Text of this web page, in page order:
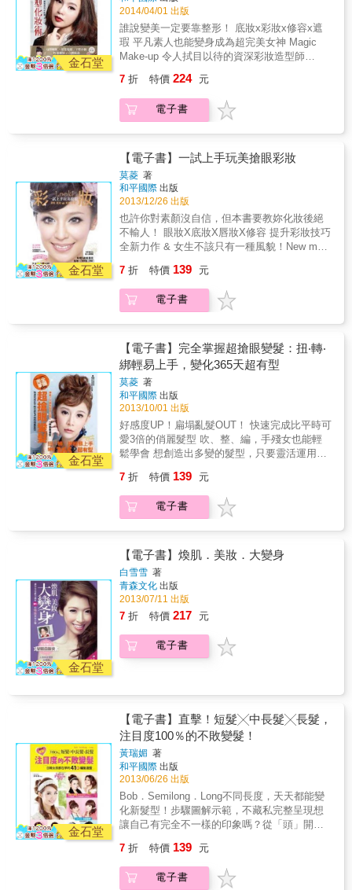
時尚100% ．心機穿搭 &rarr; 讓身高158公分看
起來像是名模身材 ．藏私撇步 &rarr; 徹底拯救
3000煩惱絲 ．不需整型 &rarr; 快速豐胸術，讓
胸部升級3個CUP ．做對保養 &rarr; 讓我30歲
輕熟女肌膚年齡看起來像20歲 & 頭髮X肌膚，
保養急救SOS ★補水UP！使臉部肌膚保水度
祕訣 ★纖長LONG！讓睫毛增長3倍的保養術
★閃亮SHINE！重振髮色，為枯黃髮補充營養
★滑溜UP！毛燥髮絲變身女神般的光澤亮髮 ★
馭女神妝，展現亮眼的自信美！ ★保證不脫妝
的超強保溼粉底術 ★一次就能調出屬於自己膚
色的粉底，提升膚質明亮感 ★加一點油，讓你
妝感超服貼 ★3分鐘速成底妝，快速打造出門
妝容 & & ★判若兩人，一截膠帶的神奇變妝
術！ ★睫毛夾＋打火機、吹風機＝燙睫毛，讓
睫毛輕鬆捲翹 ★口紅也是頰紅，打造自然蘋果
型 扭‧ 轉‧ 綁 創意玩髮，展現注目度100％百變
髮型 & 美胸皇后 劉伊心美妝小資女 李芳瑜聯
合出擊！ & 利用美胸衣、Bra、膠帶，教你3分
鐘快速豐胸UP， STEP1 堅挺自然美羽量級
重量級 & 7日纖體穿搭，讓你在不同場合都能
成為全場注目的焦點！ & 逛街血拼‧運動休閒‧時
尚派對‧甜蜜約會 海洋度假風‧姊妹淘聚餐日‧出
國旅遊度假 & 本書特色 & 【詳細╳清楚】肌
膚‧頭髮保養祕方大公開！ 本書收集了達人老師
們與芳瑜自己親身試過的肌膚與頭髮保養法，
以步驟圖解方式呈現，淺顯易懂。運用一些意
想不到的小物和撇步，例如：臉部保養品變身
髮膜、皮膚晒傷可以用冰牛奶來鎮定、快速急
救乾裂與脫皮的雙脣等，解決困擾已久的肌膚
與頭髮問題。 & 【立即見效】美胸皇后教你快
速豐胸UP！ 芳瑜首次結合美胸皇后劉伊心聯合
出擊，教你利用一些身邊小物快速豐胸的撇
步，從羽量級、輕量級到重量級，因應不同場
& 【一物多用】打擊贅肉，打造完美的曼妙身
形！ 隨時隨地，一舉兩得的苗條操。日常物品
變身運動小物，在任何時候只要拿起手邊寶特
瓶、彈性褲襪、擀麵棍，就能進行瘦身減肥大
計，針對腰、腹、臀、腿等最容易「卡油」、
你也能做到！ & 【流行╳實用】藝人最常化的
3大全臉妝容大公開！ 藝人的妝雖然會因應流
光焦點的派對妝，是藝人永久不敗的經典妝。
運用這3大妝感特點，你也可以打造出明星級的
妝容。
金石堂
2014/04/01 出版
誰說變美一定要靠整形！ 底妝x彩妝x修容x遮
瑕 平凡素人也能變身成為超完美女神 Magic
Make-up 令人拭目以待的資深彩妝造型師
臉部缺陷，整型級的化妝祕技全傳授 讓你立即
擁有明星級的完美妝容，是初學者絕對要入手
的彩妝書！ ★不用天生麗質、不用微整型，利
造！ ★平日保養＋零瑕疵底妝，黑眼圈、浮
腫、細紋、鬆弛一次解決！ ★完美修容＋提亮
技巧，打造小顏的微雕魔法！ ★性感嘟嘟脣＋
立體挺鼻，塑造精緻的五官！ 第一本專為素人
女性特別設計的微整型彩妝書，時下愈來愈多
女生開始瘋微整形，但是往往需要花上一筆龐
大的費用，效果也不如預期的好！現在開始不
用再擔心這些問題，本書特別針對素人女孩們
常見的24大問題，進行徹底大改造，讓臉部缺
的彩妝品，跟著超詳細的圖解步驟做，相信你
也可以找出屬於自己的超魅力彩妝。 除了
針對問題做全面性的大改造，並收錄了6大主題
立即打造搶手度UP彩妝，讓你走到哪都具焦！
本書六大特色 【「修容＋遮瑕＋底妝＋彩妝」
的微整型化妝術，素人也能變正妹！】 妝前調
整、輕透底妝、放大10倍眼妝、超心機的腮紅
與修容，一次到位的全方位祕技，全部都傳
授！ 【超簡單‧超實用‧超百變，彩妝新手一看就
懂！】 超簡單的素人改造圖解步驟＋超實用的
彩妝技巧＋超百變的主題彩妝，step by step，
造前後差很大！】 特別針對15位平凡素人，針
對臉頰凹陷、單眼皮、嘴脣厚等24大常見問題
點，進行全面性的大改造，一定讓你跌破眼
方式，依各種場合變化不同LOOK！煙燻妝、貓
眼妝、深邃放電眼妝、魅力紅唇妝等，讓眾人
捨不得離開目光的６大主題彩妝。 【造型師不
會告訴你的超好用美妝工具】 打開造型師的化
最好用？哪一種最適合自己？工欲善其事，必
先利其器！好用的美妝工具才能完全發揮彩妝
實力，讓資深造型師Jessie告訴你！ 【聰明女
後利用保養品搭配按摩手法，讓肌膚自然散發
7 折 特價 224 元
電子書
金石堂
【電子書】一試上手玩美搶眼彩妝
莫菱 著
和平國際 出版
2013/12/26 出版
也許你對素顏沒自信，但本書要教妳化妝後絕
不輸人！ 眼妝X底妝X唇妝X修容 提升彩妝技巧
全新力作 & 女生不該只有一種風貌！New me
完成 六大流行妝感與整型彩妝技巧收錄 ★五官
骨肌比例彩妝法 ★日系‧韓系‧歐美系彩妝分析教
學 ★出油肌、乾荒肌、肉肉臉、小瞇眼、暗沉
上班‧逛街‧約會彩妝&& ★冷宮彩妝強勢回歸心
頭好！ 這本是為東方女性特別設計的彩妝書，
考量到臉型、眼型、常見肌膚困擾以及生活方
式，讓妳一年四季任何場合都能享受最完美得
體的彩妝造型。無論是上班妝、約會妝都可以
跟著本書指示達到合適的妝感需求。 除了學會
全臉骨肌比例化妝法，本書還收錄眼妝、底
妝、唇妝等26種彩妝技，跟著書中的詳細圖解
教學，妳可以一試上手，也能夠利用當中的技
巧配合個人喜好，變換出更多不同的全新妝
同一張臉】 時下有太多的流行彩妝風格，有的
曇花一現，有的值得參考，但是再好看的彩
妝，也不可能適合每一個人，如果一味模仿，
下趨勢中找到適合的妝感，本書教妳觀察五官
比例、搭配場合，量身訂作化出與妳絕配的不
敗妝容！ 【IT GIRL就是在平常時候展現不平
凡的自己】 每天都化妝的人，最容易忽略妝容
要因應目的、場合而變化！本書依據場合和化
勢的自信；逛街：吸睛程度破表；約會：近看
也有朦朧美。 讓你不管怎樣就是好特別！ 【私
臉部按摩」可以解救妳的肉肉臉、垂垂臉和累
癱了的臉，利用簡單的排毒按摩技巧讓肌膚回
復精神，妝前就有漂亮輪廓和好氣色。 【素人
變明星，整型彩妝依然很夯】 本章完全實踐
「化妝後絕不輸人」的真諦，妳可以照著書DIY
夢想中的雙眼皮、鵝蛋臉、潤蜜肌、高挺鼻
&hellip;&hellip;，妝前妝後看不出是同一人！
【冷宮彩妝大改造，再也不怕失心瘋（笑）】
每個女生一定有生火失手買過不適合或不知道
該如何使用的彩妝品，這些口紅、腮紅、眼影
&hellip;&hellip;只要經過簡單的DIY，就可以成
為妳的彩妝新寵！ 【4步驟玩出達人級眼妝】
重要特殊的場合就讓眼妝再進化，用網襪化出
伸展台時尚眼妝、膠鑽化出眾人注視的目光亮
7 折 特價 139 元
電子書
金石堂
【電子書】完全掌握超搶眼變髮：扭‧轉‧
綁輕易上手，變化365天超有型
莫菱 著
和平國際 出版
2013/10/01 出版
好感度UP！扁塌亂髮OUT！ 快速完成比平時可
愛3倍的俏麗髮型 吹、整、編，手殘女也能輕
鬆學會 想創造出多變的髮型，只要靈活運用手
捲一捲、吹一吹，就可以輕鬆創造出整形級的
百變造型 神奇V小臉髮型大公開！一次學會造
型 很多人很羨慕臉小的人，覺得很上鏡，其實
部假髮x髮型變化，讓美麗大加分！ 每天變化
不同造型So Easy！
7 折 特價 139 元
電子書
金石堂
【電子書】煥肌．美妝．大變身
白雪雪 著
青森文化 出版
2013/07/11 出版
7 折 特價 217 元
電子書
金石堂
【電子書】直擊！短髮╳中長髮╳長髮，
注目度100％的不敗變髮！
黃瑞媚 著
和平國際 出版
2013/06/26 出版
Bob．Semilong．Long不同長度，天天都能變
化新髮型！步驟圖解示範，不藏私完整呈現想
讓自己有完全不一樣的印象嗎？從「頭」開始
你，只要掌握完美編髮的基礎技巧，輕鬆打造
「玩美」的Hair Style成熟X甜美X高雅X個性 一
次收錄！本書特色Beauty so easy 擺脫廚餘妹
7 折 特價 139 元
電子書